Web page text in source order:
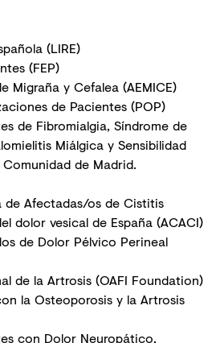
(LIRE)
(FEP)
Migraña y Cefalea (AEMICE)
de Pacientes (POP)
de Fibromialgia, Síndrome de
Miálgica y Sensibilidad
de Madrid.
Afectadas/os de Cistitis
dolor vesical de España (ACACI)
de Dolor Pélvico Perineal
de la Artrosis (OAFI Foundation)
la Osteoporosis y la Artrosis
con Dolor Neuropático,